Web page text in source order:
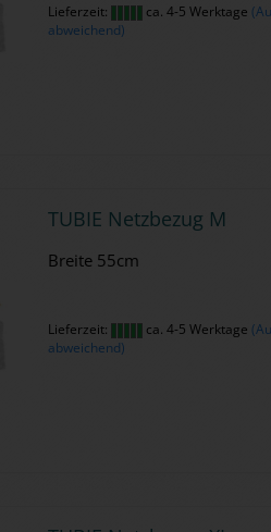
Lieferzeit: ca. 4-5 Werktage
abweichend)
TUBIE Netz­be­zug M
Brei­te 55cm
Lieferzeit: ca. 4-5 Werktage
abweichend)